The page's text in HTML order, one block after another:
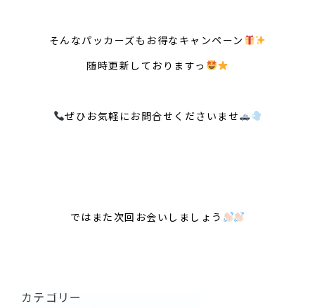
そんなパッカーズもお得なキャンペーン
随時更新しておりますっ
ぜひお気軽にお問合せくださいませ
ではまた次回お会いしましょう
カテゴリー